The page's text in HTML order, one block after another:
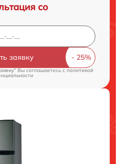
со
заявку
Вы соглашаетесь cполитикой